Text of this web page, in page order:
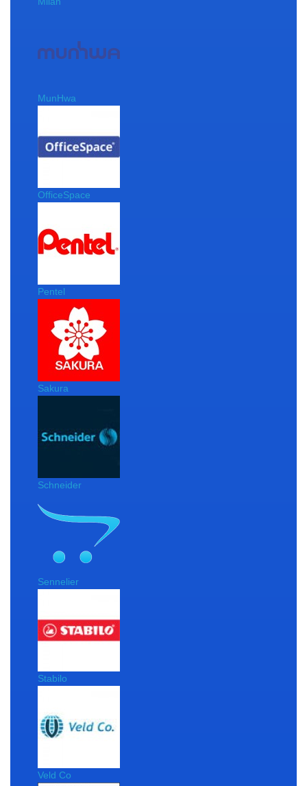
MunHwa
OfficeSpace
Pentel
Sakura
Schneider
Sennelier
Stabilo
Veld Co